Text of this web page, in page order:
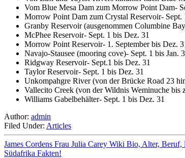
Vom Blue Mesa Dam zum Morrow Point Dam-
Morrow Point Dam zum Crystal Reservoir- Sept.
Granby Reservoir (ausgenommen Columbine
McPhee Reservoir- Sept. 1 bis Dez. 31
Morrow Point Reservoir- 1. September bis Dez.
Navajo-Stausee (mooring cove)- Sept. 1 bis Jan.
Ridgway Reservoir- Sept.1 bis Dez. 31
Taylor Reservoir- Sept. 1 bis Dez. 31
Unkompahgre River (von der Brücke Road 23
Vallecito Creek (von der Wildnis Weminuche bis
Williams Gabelbehälter- Sept. 1 bis Dez. 31
Author: admin
Filed Under: Articles
James Cordens Frau Julia Carey Wiki Bio, Alter,
Südafrika Fakten!